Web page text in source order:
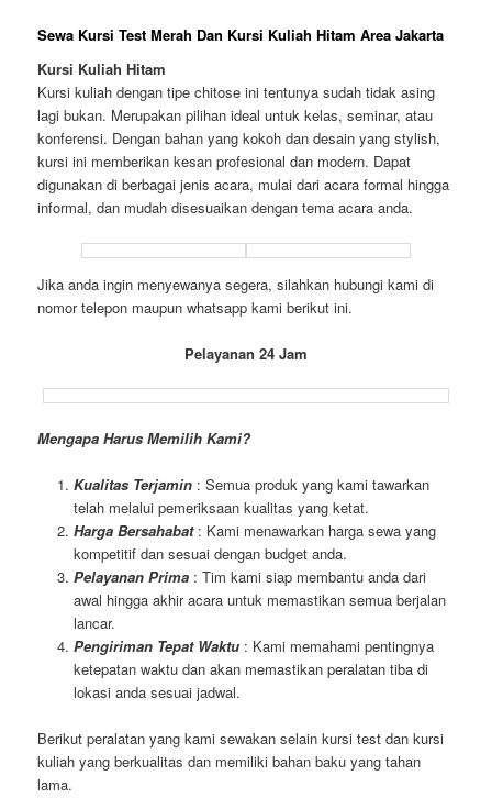
Sewa Kursi Test Merah Dan Kursi Kuliah Hitam Area Jakarta
Kursi Kuliah Hitam
Kursi kuliah dengan tipe chitose ini tentunya sudah tidak asing
lagi bukan. Merupakan pilihan ideal untuk kelas, seminar, atau
konferensi. Dengan bahan yang kokoh dan desain yang stylish,
kursi ini memberikan kesan profesional dan modern. Dapat
digunakan di berbagai jenis acara, mulai dari acara formal hingga
informal, dan mudah disesuaikan dengan tema acara anda.
Jika anda ingin menyewanya segera, silahkan hubungi kami di
nomor telepon maupun whatsapp kami berikut ini.
Pelayanan 24 Jam
Mengapa Harus Memilih Kami?
Kualitas Terjamin: Semua produk yang kami tawarkan
telah melalui pemeriksaan kualitas yang ketat.
Harga Bersahabat: Kami menawarkan harga sewa yang
kompetitif dan sesuai dengan budget anda.
Pelayanan Prima : Tim kami siap membantu anda dari
awal hingga akhir acara untuk memastikan semua berjalan
lancar.
Pengiriman Tepat Waktu : Kami memahami pentingnya
ketepatan waktu dan akan memastikan peralatan tiba di
lokasi anda sesuai jadwal.
Berikut peralatan yang kami sewakan selain kursi test dan kursi
kuliah yang berkualitas dan memiliki bahan baku yang tahan
lama.